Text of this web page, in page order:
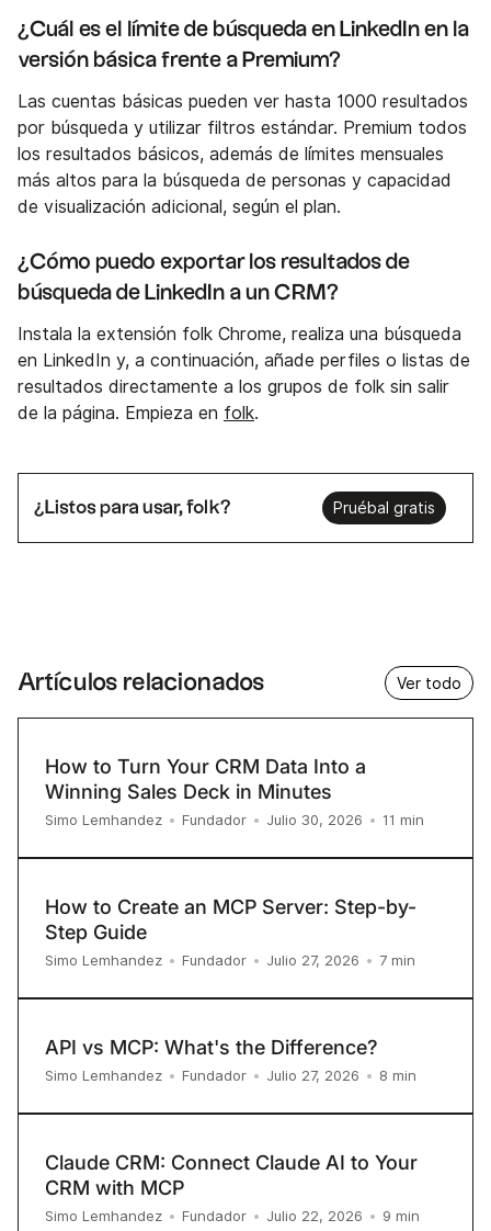
¿Cuál es el límite de búsqueda en LinkedIn en la
versión básica frente a Premium?
Las cuentas básicas pueden ver hasta 1000 resultados
por búsqueda y utilizar filtros estándar. Premium todos
los resultados básicos, además de límites mensuales
más altos para la búsqueda de personas y capacidad
de visualización adicional, según el plan.
¿Cómo puedo exportar los resultados de
búsqueda de LinkedIn a un CRM?
Instala la extensión folk Chrome, realiza una búsqueda
en LinkedIn y, a continuación, añade perfiles o listas de
resultados directamente a los grupos de folk sin salir
de la página. Empieza en folk.
¿Listos para usar, folk? Pruébal gratis
Artículos relacionados Ver todo
How to Turn Your CRM Data Into a
Winning Sales Deck in Minutes
Simo Lemhandez • Fundador • Julio 30, 2026 • 11 min
How to Create an MCP Server: Step-by-
Step Guide
Simo Lemhandez • Fundador • Julio 27, 2026 • 7 min
API vs MCP: What's the Difference?
Simo Lemhandez • Fundador • Julio 27, 2026 • 8 min
Claude CRM: Connect Claude AI to Your
CRM with MCP
Simo Lemhandez • Fundador • Julio 22, 2026 • 9 min